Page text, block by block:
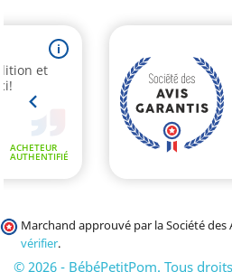
Marchand approuvé par la Société des
vérifier.
© 2026 - BébéPetitPom. Tous